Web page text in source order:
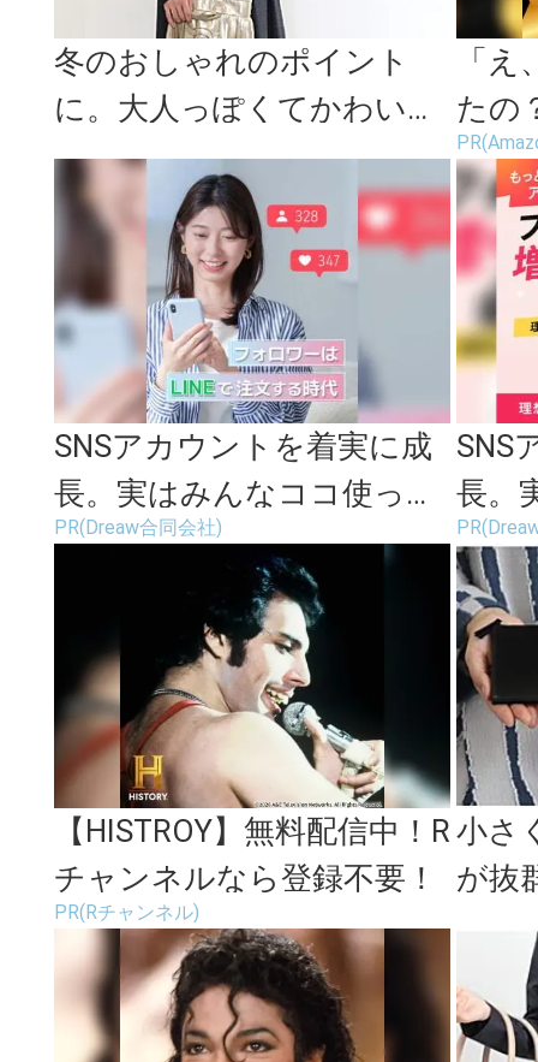
冬のおしゃれのポイント
に。大人っぽくてかわいい
ショルダーバッグ特集
「
たの
続々
が...
SNSアカウントを着実に成
長。実はみんなココ使って
ます。
PR(Dreaw合同会社)
SNS
長。
ます
【HISTROY】無料配信中！R
チャンネルなら登録不要！
PR(Rチャンネル)
小さ
が抜
「